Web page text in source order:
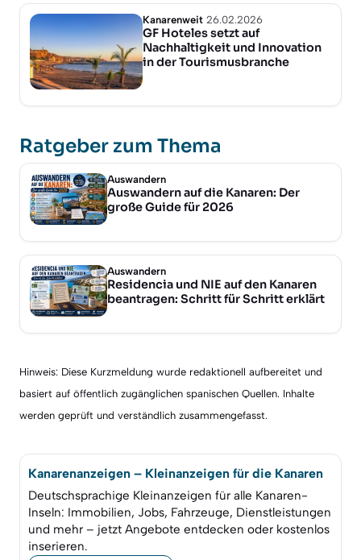
Kanarenweit 26.02.2026
GF Hoteles setzt auf
Nachhaltigkeit und Innovation
in der Tourismusbranche
Ratgeber zum Thema
Auswandern
Auswandern auf die Kanaren: Der
große Guide für 2026
Auswandern
Residencia und NIE auf den Kanaren
beantragen: Schritt für Schritt erklärt
Hinweis: Diese Kurzmeldung wurde redaktionell aufbereitet und
basiert auf öffentlich zugänglichen spanischen Quellen. Inhalte
werden geprüft und verständlich zusammengefasst.
Kanarenanzeigen – Kleinanzeigen für die Kanaren
Deutschsprachige Kleinanzeigen für alle Kanaren-
Inseln: Immobilien, Jobs, Fahrzeuge, Dienstleistungen
und mehr – jetzt Angebote entdecken oder kostenlos
inserieren.